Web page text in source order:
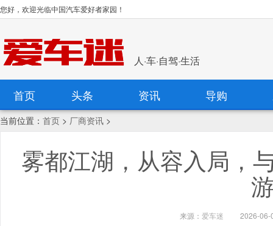
您好，欢迎光临中国汽车爱好者家园！
人·车·自驾·生活
首页 头条 资讯 导购
当前位置： 首页 > 厂商资讯 >
雾都江湖，从容入局，
来源： 爱车迷 2026-06-